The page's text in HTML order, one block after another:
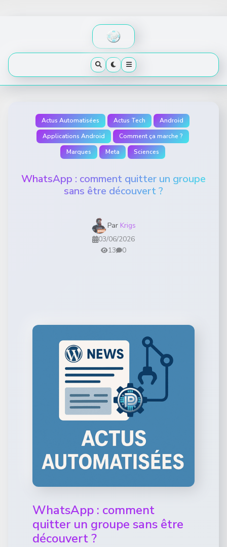
Actus Automatisées Actus Tech
Android
Applications Android
Comment ça marche ?
Marques
Meta Sciences
WhatsApp : comment quitter un groupe
sans être découvert ?
Par Krigs
03/06/2026
13
0
WhatsApp : comment
quitter un groupe sans être
découvert ?